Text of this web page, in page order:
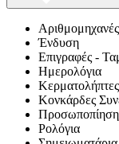
Αριθμομηχανές
Ένδυση
Επιγραφές -
Ημερολόγια
Κερματολήπτες
Κονκάρδες
Ρολόγια